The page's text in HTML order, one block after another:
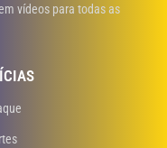
vídeos para todas as